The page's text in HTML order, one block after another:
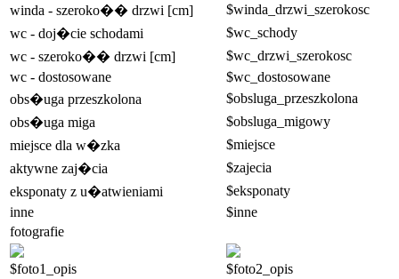
winda - szeroko�� drzwi [cm]
$winda_drzwi_szerokosc
wc - doj�cie schodami
$wc_schody
wc - szeroko�� drzwi [cm]
$wc_drzwi_szerokosc
wc - dostosowane
$wc_dostosowane
obs�uga przeszkolona
$obsluga_przeszkolona
obs�uga miga
$obsluga_migowy
miejsce dla w�zka
$miejsce
aktywne zaj�cia
$zajecia
eksponaty z u�atwieniami
$eksponaty
inne
$inne
fotografie
$foto1_opis $foto2_opis